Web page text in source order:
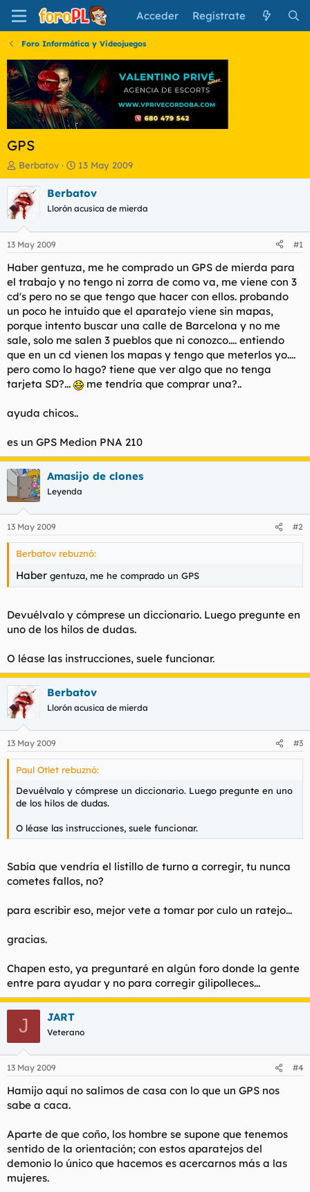
Acceder Regístrate
Foro Informática y Videojuegos
GPS
I
n
i
c
i
a
d
o
r
d
e
l
t
e
m
a
Berbatov
F
e
c
a
i
n
c
i
o
13 May 2009
Berbatov
Llorón acusica de mierda
13 May 2009 #1
Haber gentuza, me he comprado un GPS de mierda para
el trabajo y no tengo ni zorra de como va, me viene con 3
cd's pero no se que tengo que hacer con ellos. probando
un poco he intuido que el aparatejo viene sin mapas,
porque intento buscar una calle de Barcelona y no me
sale, solo me salen 3 pueblos que ni conozco.... entiendo
que en un cd vienen los mapas y tengo que meterlos yo....
pero como lo hago? tiene que ver algo que no tenga
tarjeta SD?...
me tendría que comprar una?..
ayuda chicos..
es un GPS Medion PNA 210
Amasijo de clones
Leyenda
13 May 2009 #2
Berbatov rebuznó:
Haber gentuza, me he comprado un GPS
Devuélvalo y cómprese un diccionario. Luego pregunte en
uno de los hilos de dudas.
O léase las instrucciones, suele funcionar.
Berbatov
Llorón acusica de mierda
13 May 2009 #3
Paul Otlet rebuznó:
Devuélvalo y cómprese un diccionario. Luego pregunte en uno
de los hilos de dudas.
O léase las instrucciones, suele funcionar.
Sabía que vendría el listillo de turno a corregir, tu nunca
cometes fallos, no?
para escribir eso, mejor vete a tomar por culo un ratejo...
gracias.
Chapen esto, ya preguntaré en algún foro donde la gente
entre para ayudar y no para corregir gilipolleces...
J JART
Veterano
13 May 2009 #4
Hamijo aquí no salimos de casa con lo que un GPS nos
sabe a caca.
Aparte de que coño, los hombre se supone que tenemos
sentido de la orientación; con estos aparatejos del
demonio lo único que hacemos es acercarnos más a las
mujeres.